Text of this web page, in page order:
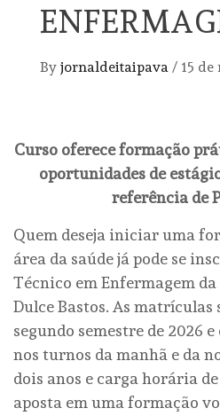
By jornaldeitaipava / 15 de
Curso oferece formação
oportunidades de
referência de
Quem deseja iniciar uma
área da saúde já pode se
Técnico em Enfermagem
Dulce Bastos. As matrículas
segundo semestre de 2026
nos turnos da manhã e da
dois anos e carga horária
aposta em uma formação